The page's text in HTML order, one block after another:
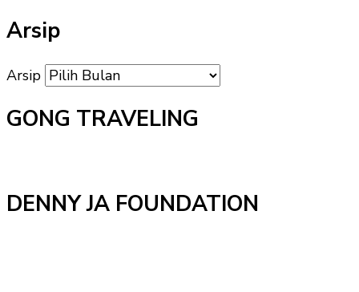
Arsip
Arsip
GONG TRAVELING
DENNY JA FOUNDATION